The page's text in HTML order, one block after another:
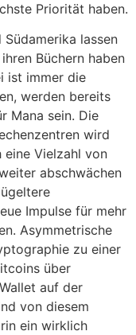
Priorität haben.
lassen
Büchern haben
ist immer die
werden bereits
Mana sein. Die
wird
eine Vielzahl von
abschwächen
Impulse für mehr
Asymmetrische
zu einer
über
auf der
von diesem
ein wirklich